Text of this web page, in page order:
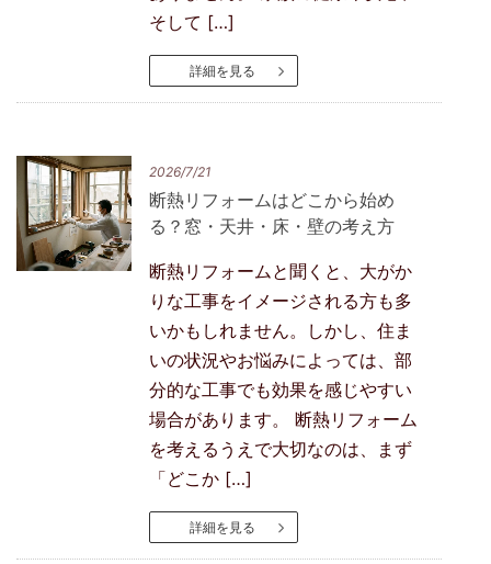
そして […]
詳細を見る
2026/7/21
断熱リフォームはどこから始め
る？窓・天井・床・壁の考え方
断熱リフォームと聞くと、大がか
りな工事をイメージされる方も多
いかもしれません。しかし、住ま
いの状況やお悩みによっては、部
分的な工事でも効果を感じやすい
場合があります。 断熱リフォーム
を考えるうえで大切なのは、まず
「どこか […]
詳細を見る